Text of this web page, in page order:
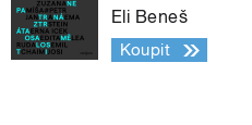
Eli Beneš
Koupit